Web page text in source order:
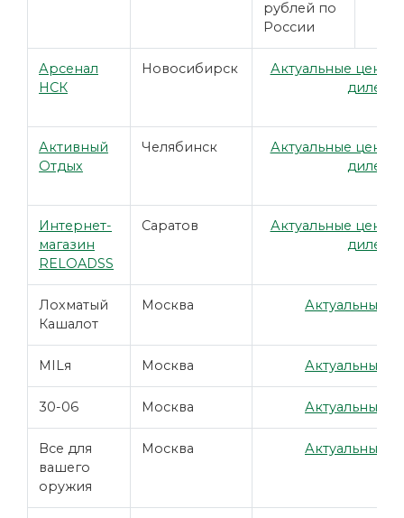
рублей по
России
Арсенал
НСК
Новосибирск
Актуальные цены
дилера
Активный
Отдых
Челябинск
Актуальные цены
дилера
Интернет-
магазин
RELOADSS
Саратов
Актуальные цены
дилера
Лохматый
Кашалот
Москва Актуальные
MILя Москва Актуальные
30-06 Москва Актуальные
Все для
вашего
оружия
Москва Актуальные